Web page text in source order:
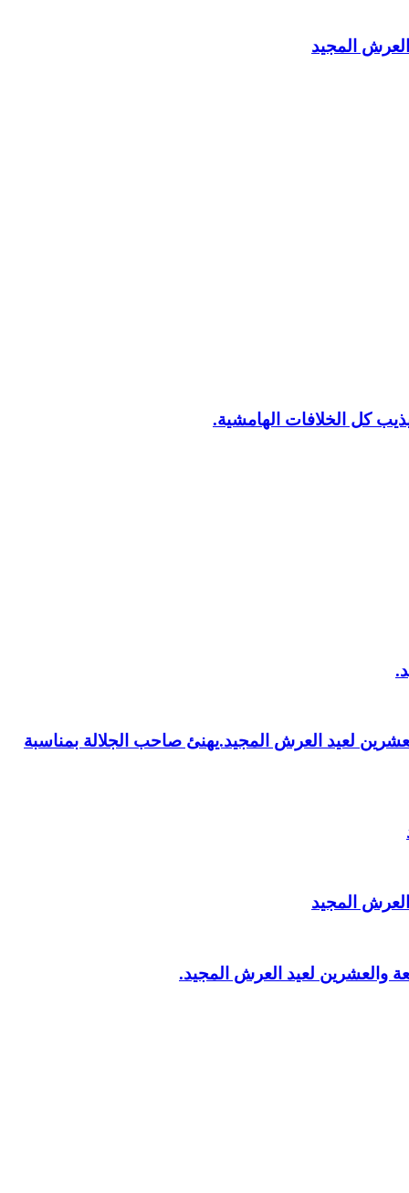
كل الخلافات الهامشية.
لعيد العرش المجيد.يهنئ صاحب الجلالة بمناسبة
والعشرين لعيد العرش المجيد.